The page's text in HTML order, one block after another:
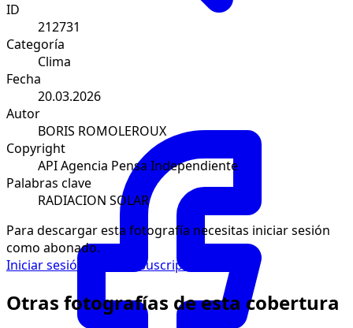
ID
212731
Categoría
Clima
Fecha
20.03.2026
Autor
BORIS ROMOLEROUX
Copyright
API Agencia Pensa Independiente
Palabras clave
RADIACION SOLAR
Para descargar esta fotografía necesitas iniciar sesión
como abonado.
Iniciar sesión
Solicitar suscripción
Otras fotografías de esta cobertura